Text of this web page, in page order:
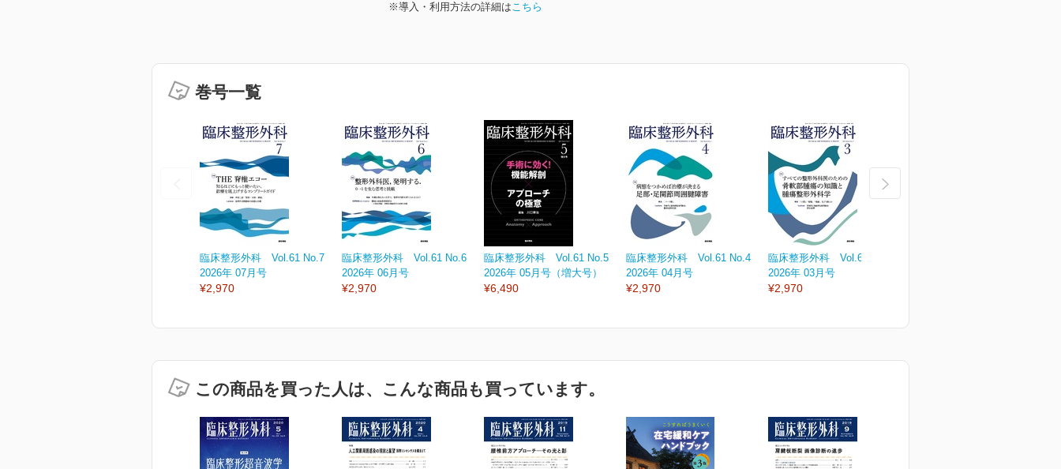
※導入・利用方法の詳細はこちら
巻号一覧
臨床整形外科 Vol.61 No.7
2026年 07月号
¥2,970
臨床整形外科 Vol.61 No.6
2026年 06月号
¥2,970
臨床整形外科 Vol.61 No.5
2026年 05月号（増大号）
¥6,490
臨床整形外科 Vol.61 No.4
2026年 04月号
¥2,970
臨床整形外科 Vol.61 No.3
2026年 03月号
¥2,970
この商品を買った人は、こんな商品も買っています。